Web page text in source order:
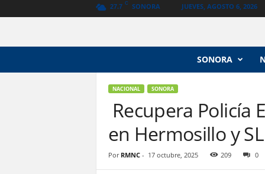
27.7 C SONORA JUEVES, AGOSTO 6, 2026
SONORA
NACIONAL SONORA
Recupera Policía
en Hermosillo y
Por RMNC- 17 octubre, 2025 209 0